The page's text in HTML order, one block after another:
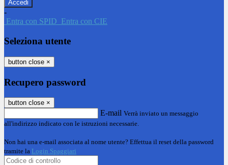
-
Entra con SPID Entra con CIE
Seleziona utente
button close ×
Recupero password
button close ×
E-mail Verrà inviato un messaggio
all'indirizzo indicato con le istruzioni necessarie.
Non hai una e-mail associata al nome utente? Effettua il reset della password
tramite la Login Spaggiari